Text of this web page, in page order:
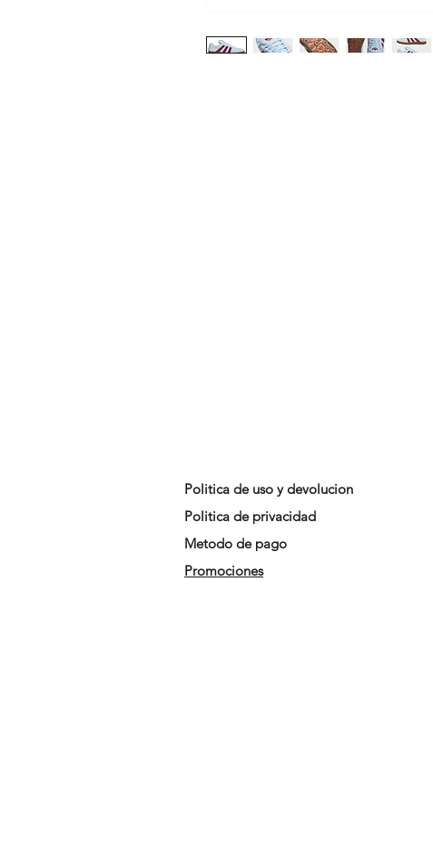
Politica de uso y devolucion
Politica de privacidad
Metodo de pago
Promociones